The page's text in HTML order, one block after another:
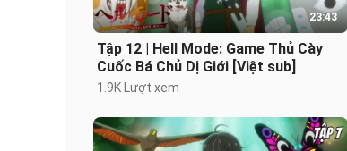
23:43
Tập 12 | Hell Mode: Game Thủ Cày
Cuốc Bá Chủ Dị Giới [Việt sub]
1.9K Lượt xem